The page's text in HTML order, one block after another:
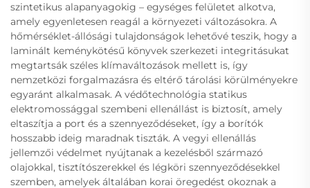
szintetikus alapanyagokig – egységes felületet alkotva,
amely egyenletesen reagál a környezeti változásokra. A
hőmérséklet-állósági tulajdonságok lehetővé teszik, hogy a
laminált keménykötésű könyvek szerkezeti integritásukat
megtartsák széles klímaváltozások mellett is, így
nemzetközi forgalmazásra és eltérő tárolási körülményekre
egyaránt alkalmasak. A védőtechnológia statikus
elektromossággal szembeni ellenállást is biztosít, amely
eltaszítja a port és a szennyeződéseket, így a borítók
hosszabb ideig maradnak tiszták. A vegyi ellenállás
jellemzői védelmet nyújtanak a kezelésből származó
olajokkal, tisztítószerekkel és légköri szennyeződésekkel
szemben, amelyek általában korai öregedést okoznak a